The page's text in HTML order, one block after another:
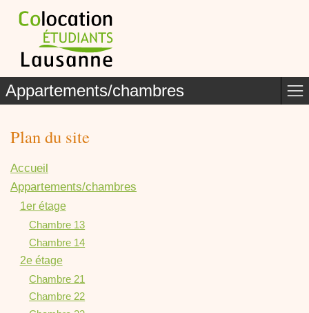
Appartements/chambres
Plan du site
Accueil
Appartements/chambres
1er étage
Chambre 13
Chambre 14
2e étage
Chambre 21
Chambre 22